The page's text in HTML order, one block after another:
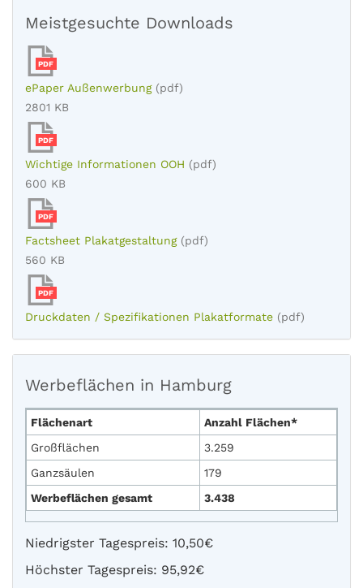
Meistgesuchte Downloads
PDF
ePaper Außenwerbung (pdf)
2801 KB
PDF
Wichtige Informationen OOH (pdf)
600 KB
PDF
Factsheet Plakatgestaltung (pdf)
560 KB
PDF
Druckdaten / Spezifikationen Plakatformate (pdf)
Werbeflächen in Hamburg
Flächenart
Anzahl Flächen*
Großflächen
3.259
Ganzsäulen
179
Werbeflächen gesamt
3.438
Niedrigster Tagespreis: 10,50€
Höchster Tagespreis: 95,92€